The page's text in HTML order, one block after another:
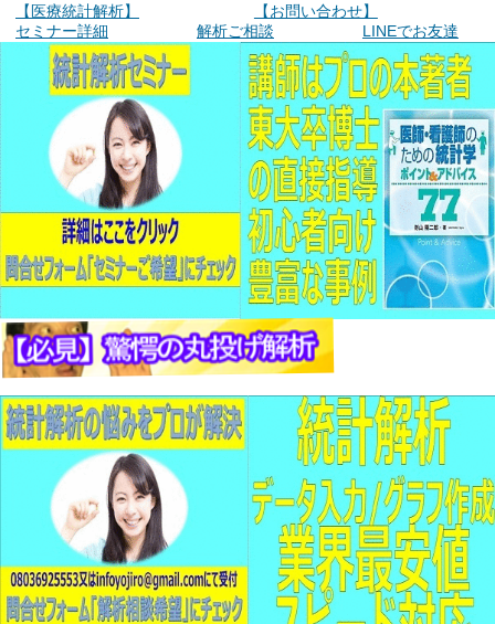
【医療統計解析】
【お問い合わせ】
セミナー詳細
解析ご相談 LINEでお友達